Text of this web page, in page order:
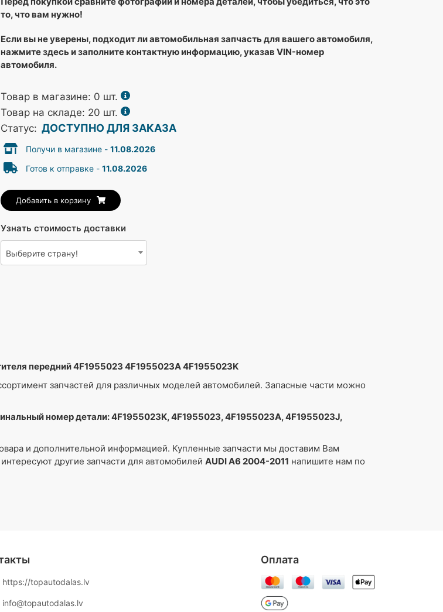
то, что вам нужно!
Если вы не уверены, подходит ли автомобильная запчасть для вашего автомобиля,
нажмите здесь и заполните контактную информацию, указав VIN-номер
автомобиля.
Товар в магазине: 0 шт.
Товар на складе: 20 шт.
Статус: ДОСТУПНО ДЛЯ ЗАКАЗА
Получи в магазине -11.08.2026
Готов к отправке -11.08.2026
Добавить в корзину
Узнать стоимость доставки
Выберите страну!
передний 4F1955023 4F1955023A 4F1955023K
запчастей для различных моделей автомобилей. Запасные части можно
номер детали: 4F1955023K, 4F1955023, 4F1955023A, 4F1955023J,
и дополнительной информацией. Купленные запчасти мы доставим Вам
другие запчасти для автомобилей AUDI A6 2004-2011 напишите нам по
https://topautodalas.lv
info@topautodalas.lv
Oплата